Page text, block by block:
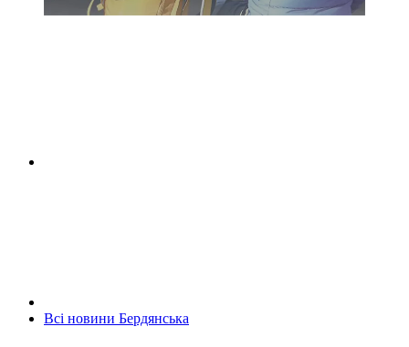
Всі новини Бердянська